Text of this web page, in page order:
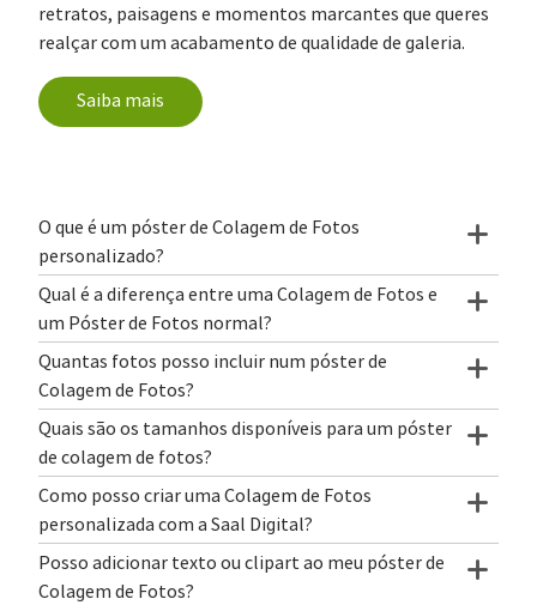
retratos, paisagens e momentos marcantes que queres
realçar com um acabamento de qualidade de galeria.
Saiba mais
O que é um póster de Colagem de Fotos
personalizado?
Qual é a diferença entre uma Colagem de Fotos e
um Póster de Fotos normal?
Quantas fotos posso incluir num póster de
Colagem de Fotos?
Quais são os tamanhos disponíveis para um póster
de colagem de fotos?
Como posso criar uma Colagem de Fotos
personalizada com a Saal Digital?
Posso adicionar texto ou clipart ao meu póster de
Colagem de Fotos?